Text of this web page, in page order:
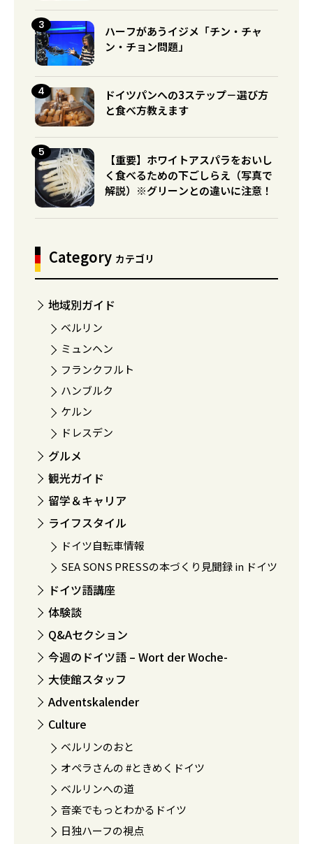
ハーフがあうイジメ「チン・チャ
ン・チョン問題」
ドイツパンへの3ステップ－選び方
と食べ方教えます
【重要】ホワイトアスパラをおいし
く食べるための下ごしらえ（写真で
解説）※グリーンとの違いに注意！
Category カテゴリ
地域別ガイド
ベルリン
ミュンヘン
フランクフルト
ハンブルク
ケルン
ドレスデン
グルメ
観光ガイド
留学＆キャリア
ライフスタイル
ドイツ自転車情報
SEA SONS PRESSの本づくり見聞録 in ドイツ
ドイツ語講座
体験談
Q&Aセクション
今週のドイツ語 – Wort der Woche-
大使館スタッフ
Adventskalender
Culture
ベルリンのおと
オペラさんの #ときめくドイツ
ベルリンへの道
音楽でもっとわかるドイツ
日独ハーフの視点